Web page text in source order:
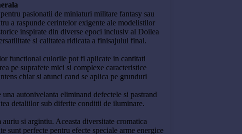
pasionatii de miniaturi militare fantasy sau
a raspunde cerintelor exigente ale modelistilor
inspirate din diverse epoci inclusiv al Doilea
si calitatea ridicata a finisajului final.
functional culorile pot fi aplicate in cantitati
pe suprafete mici si complexe caracteristice
chiar si atunci cand se aplica pe grunduri
autonivelanta eliminand defectele si pastrand
detaliilor sub diferite conditii de iluminare.
si argintiu. Aceasta diversitate cromatica
perfecte pentru efecte speciale arme energice